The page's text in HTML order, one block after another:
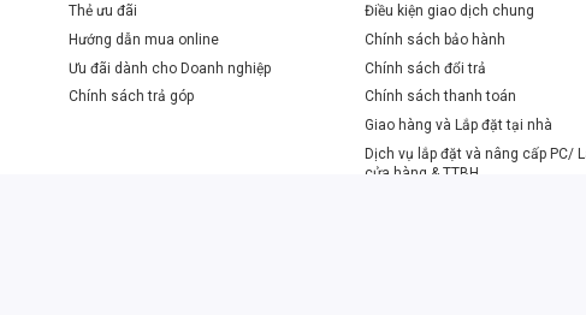
Thẻ ưu đãi
Hướng dẫn mua online
Ưu đãi dành cho Doanh nghiệp
Chính sách trả góp
Điều kiện giao dịch chung
Chính sách bảo hành
Chính sách đổi trả
Chính sách thanh toán
Giao hàng và Lắp đặt tại nhà
Dịch vụ lắp đặt và nâng cấp PC/
cửa hàng & TTBH